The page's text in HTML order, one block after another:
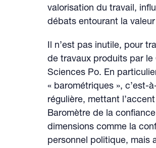
valorisation du travail,
débats entourant la
Il n’est pas inutile, pour
de travaux produits par le
Sciences Po. En
« barométriques », c’est-
régulière, mettant
Baromètre de la
dimensions comme la
personnel politique, mais